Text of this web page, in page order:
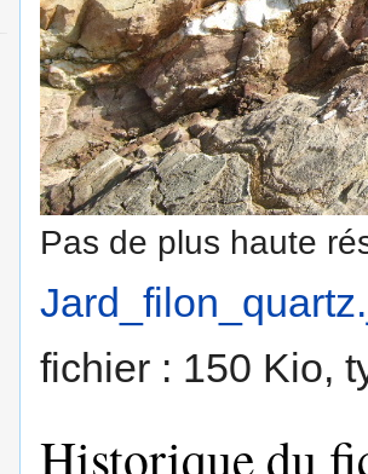
Pas de plus haute
fichier : 150 Kio,
Historique du